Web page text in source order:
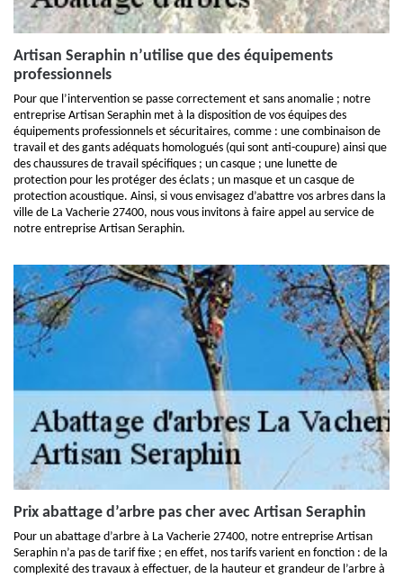
Artisan Seraphin n’utilise que des équipements
professionnels
Pour que l’intervention se passe correctement et sans anomalie ; notre
entreprise Artisan Seraphin met à la disposition de vos équipes des
équipements professionnels et sécuritaires, comme : une combinaison de
travail et des gants adéquats homologués (qui sont anti-coupure) ainsi que
des chaussures de travail spécifiques ; un casque ; une lunette de
protection pour les protéger des éclats ; un masque et un casque de
protection acoustique. Ainsi, si vous envisagez d’abattre vos arbres dans la
ville de La Vacherie 27400, nous vous invitons à faire appel au service de
notre entreprise Artisan Seraphin.
Prix abattage d’arbre pas cher avec Artisan Seraphin
Pour un abattage d’arbre à La Vacherie 27400, notre entreprise Artisan
Seraphin n’a pas de tarif fixe ; en effet, nos tarifs varient en fonction : de la
complexité des travaux à effectuer, de la hauteur et grandeur de l’arbre à